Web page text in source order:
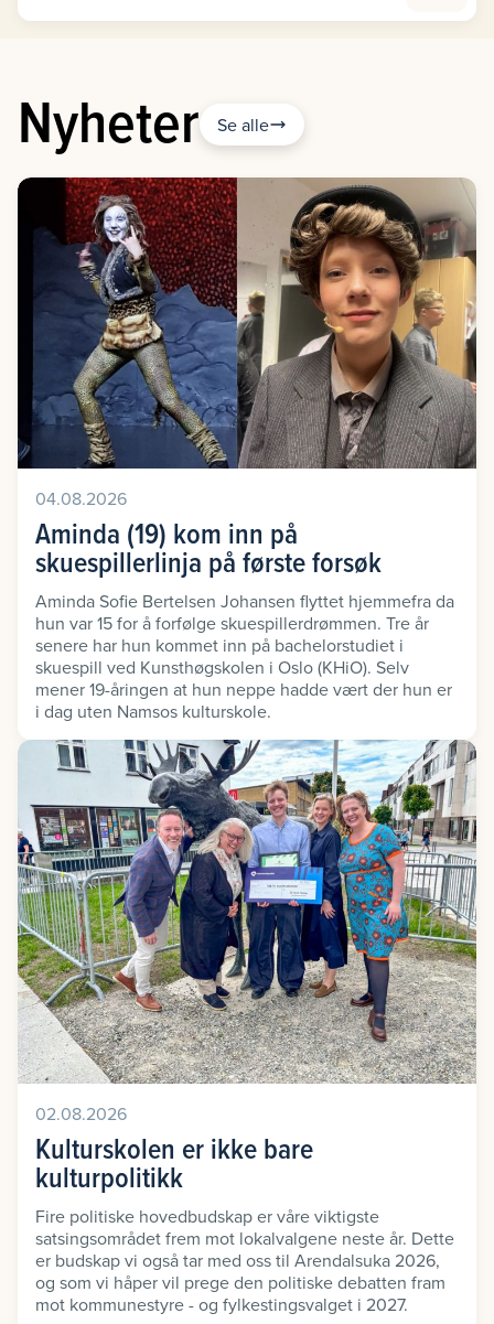
Nyheter Se alle
04.08.2026
Aminda (19) kom inn på
skuespillerlinja på første forsøk
Aminda Sofie Bertelsen Johansen flyttet hjemmefra da
hun var 15 for å forfølge skuespillerdrømmen. Tre år
senere har hun kommet inn på bachelorstudiet i
skuespill ved Kunsthøgskolen i Oslo (KHiO). Selv
mener 19-åringen at hun neppe hadde vært der hun er
i dag uten Namsos kulturskole.
02.08.2026
Kulturskolen er ikke bare
kulturpolitikk
Fire politiske hovedbudskap er våre viktigste
satsingsområdet frem mot lokalvalgene neste år. Dette
er budskap vi også tar med oss til Arendalsuka 2026,
og som vi håper vil prege den politiske debatten fram
mot kommunestyre - og fylkestingsvalget i 2027.